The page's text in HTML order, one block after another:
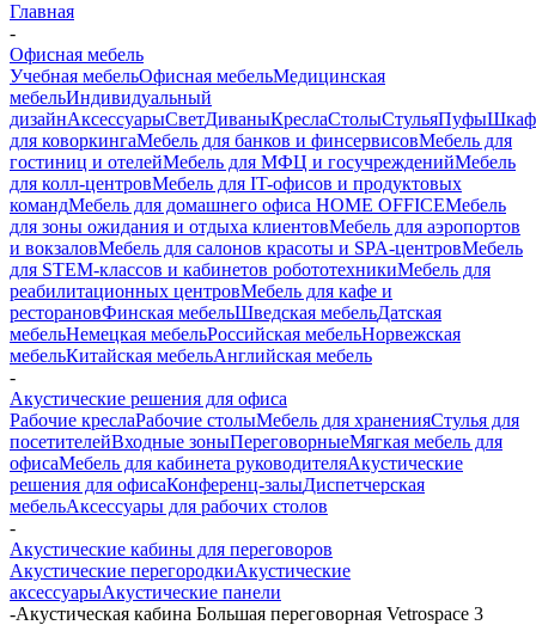
Главная
-
Офисная мебель
Учебная мебельОфисная мебельМедицинская
мебельИндивидуальный
дизайнАксессуарыСветДиваныКреслаСтолыСтульяПуфы
для коворкингаМебель для банков и финсервисовМебель для
гостиниц и отелейМебель для МФЦ и госучрежденийМебель
для колл-центровМебель для IT-офисов и продуктовых
командМебель для домашнего офиса HOME OFFICEМебель
для зоны ожидания и отдыха клиентовМебель для аэропортов
и вокзаловМебель для салонов красоты и SPA-центровМебель
для STEM-классов и кабинетов робототехникиМебель для
реабилитационных центровМебель для кафе и
ресторановФинская мебельШведская мебельДатская
мебельНемецкая мебельРоссийская мебельНорвежская
мебельКитайская мебельАнглийская мебель
-
Акустические решения для офиса
Рабочие креслаРабочие столыМебель для храненияСтулья для
посетителейВходные зоныПереговорныеМягкая мебель для
офисаМебель для кабинета руководителяАкустические
решения для офисаКонференц-залыДиспетчерская
мебельАксессуары для рабочих столов
-
Акустические кабины для переговоров
Акустические перегородкиАкустические
аксессуарыАкустические панели
-Акустическая кабина Большая переговорная Vetrospace 3